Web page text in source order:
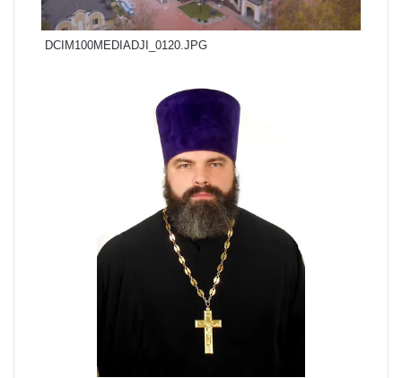
DCIM100MEDIADJI_0120.JPG